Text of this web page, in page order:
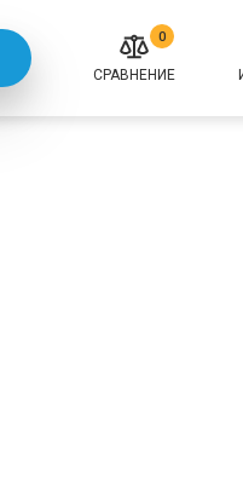
0
СРАВНЕНИЕ